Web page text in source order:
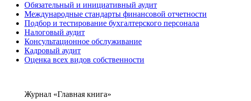
Обязательный и инициативный аудит
Международные стандарты финансовой отчетности
Подбор и тестирование бухгалтерского персонала
Налоговый аудит
Консультационное обслуживание
Кадровый аудит
Оценка всех видов собственности
Журнал «Главная книга»